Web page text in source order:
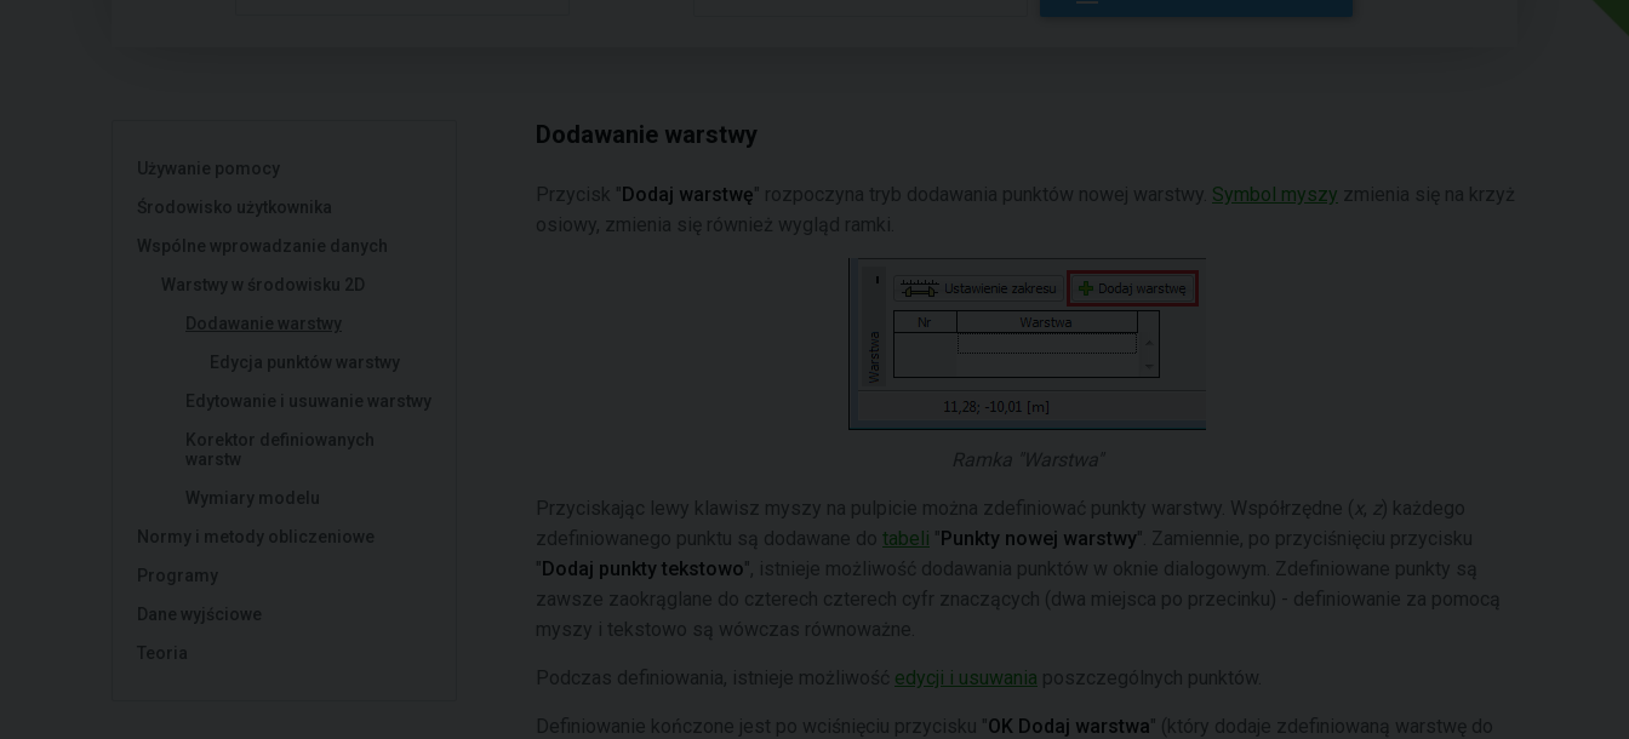
Używanie pomocy
Środowisko użytkownika
Wspólne wprowadzanie danych
Warstwy w środowisku 2D
Dodawanie warstwy
Edycja punktów warstwy
Edytowanie i usuwanie warstwy
Korektor definiowanych
warstw
Wymiary modelu
Normy i metody obliczeniowe
Programy
Dane wyjściowe
Teoria
Dodawanie warstwy
Przycisk "Dodaj warstwę" rozpoczyna tryb dodawania punktów nowej warstwy. Symbol myszy zmienia się na krzyż
osiowy, zmienia się również wygląd ramki.
Ramka "Warstwa"
Przyciskając lewy klawisz myszy na pulpicie można zdefiniować punkty warstwy. Współrzędne ( x, z) każdego
zdefiniowanego punktu są dodawane do tabeli "Punkty nowej warstwy". Zamiennie, po przyciśnięciu przycisku
"Dodaj punkty tekstowo", istnieje możliwość dodawania punktów w oknie dialogowym. Zdefiniowane punkty są
zawsze zaokrąglane do czterech czterech cyfr znaczących (dwa miejsca po przecinku) - definiowanie za pomocą
myszy i tekstowo są wówczas równoważne.
Podczas definiowania, istnieje możliwość edycji i usuwania poszczególnych punktów.
Definiowanie kończone jest po wciśnięciu przycisku "OK Dodaj warstwa" (który dodaje zdefiniowaną warstwę do